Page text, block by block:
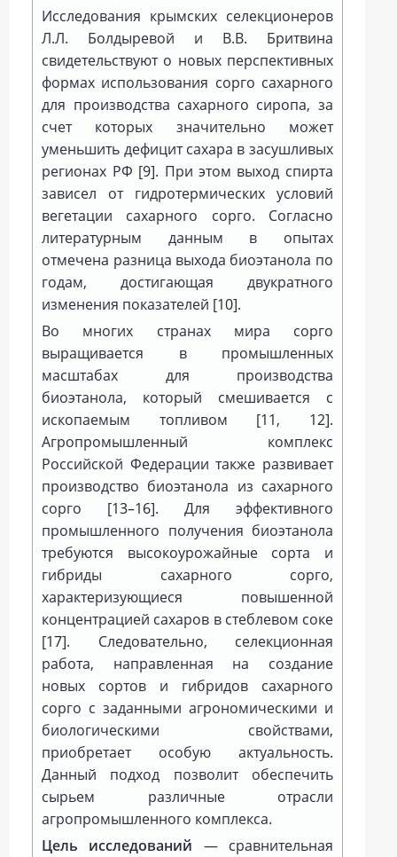
Исследования крымских селекционеров
Л.Л. Болдыревой и В.В. Бритвина
свидетельствуют о новых перспективных
формах использования сорго сахарного
для производства сахарного сиропа, за
счет которых значительно может
уменьшить дефицит сахара в засушливых
регионах РФ [9]. При этом выход спирта
зависел от гидротермических условий
вегетации сахарного сорго. Согласно
литературным данным в опытах
отмечена разница выхода биоэтанола по
годам, достигающая двукратного
изменения показателей [10].
Во многих странах мира сорго
выращивается в промышленных
масштабах для производства
биоэтанола, который смешивается с
ископаемым топливом [11, 12].
Агропромышленный комплекс
Российской Федерации также развивает
производство биоэтанола из сахарного
сорго [13–16]. Для эффективного
промышленного получения биоэтанола
требуются высокоурожайные сорта и
гибриды сахарного сорго,
характеризующиеся повышенной
концентрацией сахаров в стеблевом соке
[17]. Следовательно, селекционная
работа, направленная на создание
новых сортов и гибридов сахарного
сорго с заданными агрономическими и
биологическими свойствами,
приобретает особую актуальность.
Данный подход позволит обеспечить
сырьем различные отрасли
агропромышленного комплекса.
Цель исследований — сравнительная